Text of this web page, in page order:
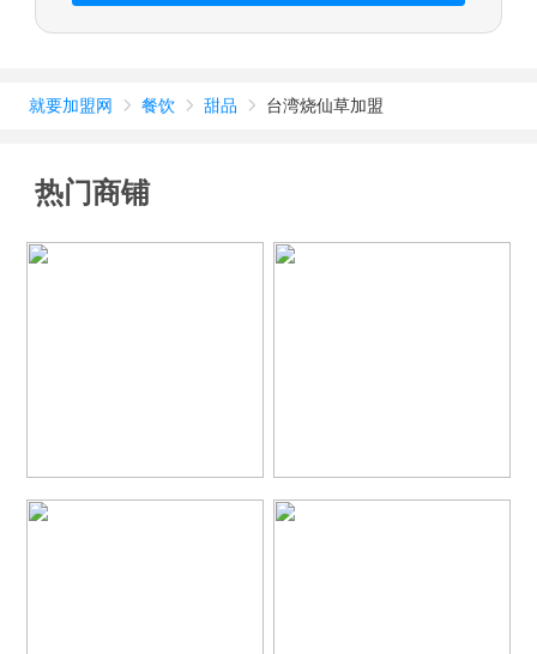
就要加盟网  餐饮  甜品  台湾烧仙草加盟
热门商铺